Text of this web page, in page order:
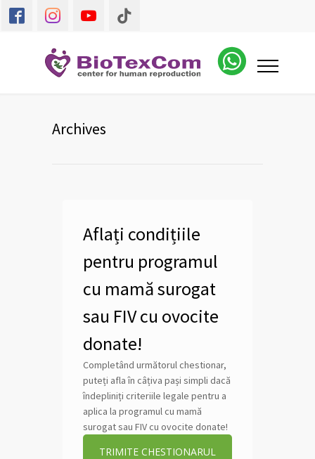
Archives
Aflați condițiile
pentru programul
cu mamă surogat
sau FIV cu ovocite
donate!
Completând următorul chestionar,
puteți afla în câțiva pași simpli dacă
îndepliniți criteriile legale pentru a
aplica la programul cu mamă
surogat sau FIV cu ovocite donate!
TRIMITE CHESTIONARUL